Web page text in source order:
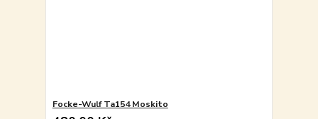
Focke-Wulf Ta154 Moskito